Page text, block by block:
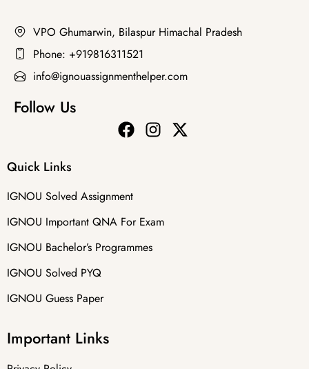
VPO Ghumarwin, Bilaspur Himachal Pradesh
Phone: +919816311521
info@ignouassignmenthelper.com
Follow Us
Quick Links
IGNOU Solved Assignment
IGNOU Important QNA For Exam
IGNOU Bachelor’s Programmes
IGNOU Solved PYQ
IGNOU Guess Paper
Important Links